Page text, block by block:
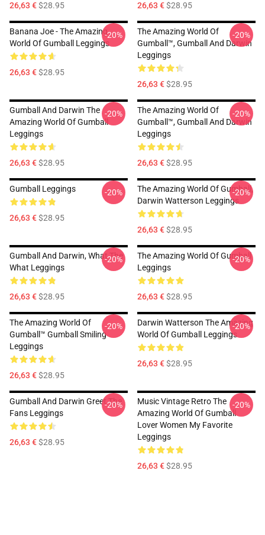
26,63 €$28.95 26,63 €$28.95
Banana Joe - The Amazing
World Of Gumball Leggings
26,63 €$28.95
-20%
The Amazing World Of
Gumball™, Gumball And Darwin
Leggings
26,63 €$28.95
-20%
Gumball And Darwin The
Amazing World Of Gumball
Leggings
26,63 €$28.95
-20%
The Amazing World Of
Gumball™, Gumball And Darwin
Leggings
26,63 €$28.95
-20%
Gumball Leggings
26,63 €$28.95
-20%
The Amazing World Of Gumball,
Darwin Watterson Leggings
26,63 €$28.95
-20%
Gumball And Darwin, What The
What Leggings
26,63 €$28.95
-20%
The Amazing World Of Gumball
Leggings
26,63 €$28.95
-20%
The Amazing World Of
Gumball™ Gumball Smiling
Leggings
26,63 €$28.95
-20%
Darwin Watterson The Amazing
World Of Gumball Leggings
26,63 €$28.95
-20%
Gumball And Darwin Greet The
Fans Leggings
26,63 €$28.95
-20%
Music Vintage Retro The
Amazing World Of Gumball
Lover Women My Favorite
Leggings
26,63 €$28.95
-20%